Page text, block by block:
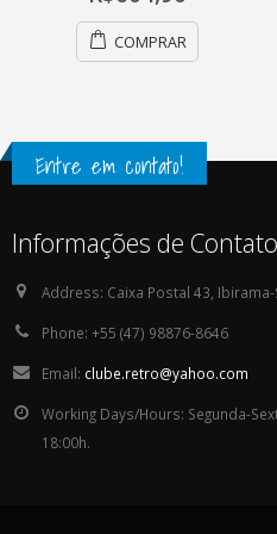
COMPRAR
Entre em contato!
Informações de Contato